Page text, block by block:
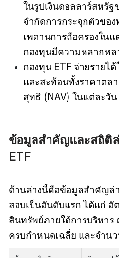
ในรูปเงินดอลลาร์สหรัฐ
จำกัดการกระจุกตัวขอ
เพดานการถือครองในแ
กองทุนมีความหลากห
กองทุน ETF จ่ายรายไ
และสะท้อนทั้งราคาตล
สุทธิ (NAV) ในแต่ละวัน
ข้อมูลสำคัญและสถิติ
ETF
ด้านล่างนี้คือข้อมูลสำคัญล่
สอบเป็นอันดับแรก ได้แก่ อั
สินทรัพย์ภายใต้การบริหาร
ครบกำหนดเฉลี่ย และจำน